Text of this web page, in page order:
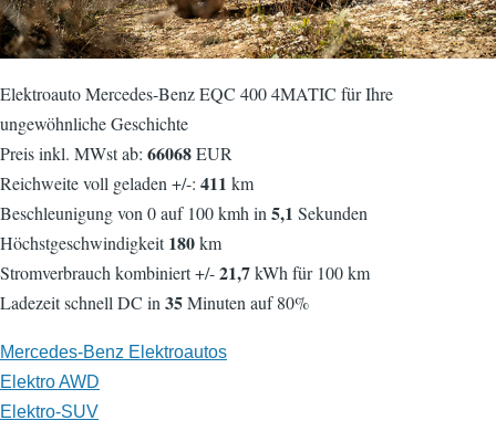
Elektroauto Mercedes-Benz EQC 400 4MATIC für Ihre
ungewöhnliche Geschichte
Preis inkl. MWst ab: 66068EUR
Reichweite voll geladen +/-: 411 km
Beschleunigung von 0 auf 100 kmh in 5,1 Sekunden
Höchstgeschwindigkeit180km
Stromverbrauch kombiniert +/-21,7kWh für 100 km
Ladezeit schnell DC in 35Minuten auf 80%
Mercedes-Benz Elektroautos
Elektro AWD
Elektro-SUV